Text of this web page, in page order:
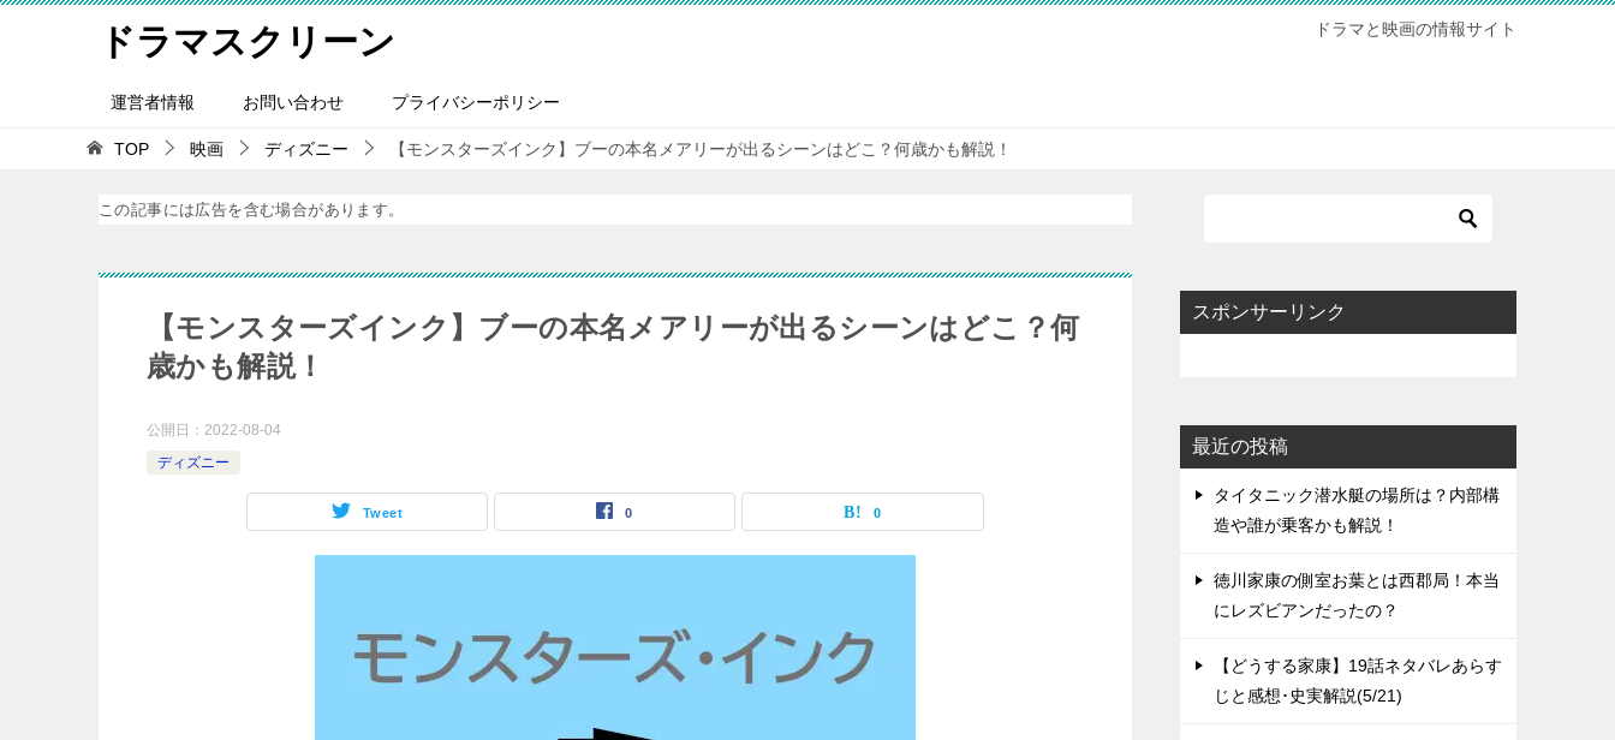
ドラマスクリーン ドラマと映画の情報サイト
運営者情報 お問い合わせ プライバシーポリシー
TOP 映画 ディズニー 【モンスターズインク】ブーの本名メアリーが出るシーンはどこ？何歳かも解説！
この記事には広告を含む場合があります。
【モンスターズインク】ブーの本名メアリーが出るシーンはどこ？何
歳かも解説！
公開日： 2022-08-04
ディズニー
Tweet 0 0
スポンサーリンク
最近の投稿
タイタニック潜水艇の場所は？内部構
造や誰が乗客かも解説！
徳川家康の側室お葉とは西郡局！本当
にレズビアンだったの？
【どうする家康】19話ネタバレあらす
じと感想･史実解説(5/21)